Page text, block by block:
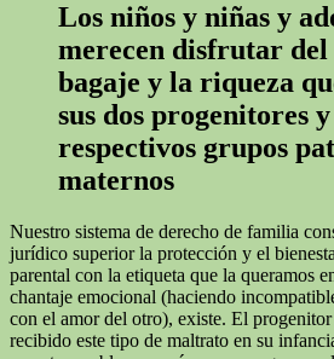
Los niños y niñas y
merecen disfrutar del
bagaje y la riqueza
sus dos progenitores y
respectivos grupos
maternos
Nuestro sistema de derecho de familia
jurídico superior la protección y el
parental con la etiqueta que la queramos
chantaje emocional (haciendo
con el amor del otro), existe. El
recibido este tipo de maltrato en su